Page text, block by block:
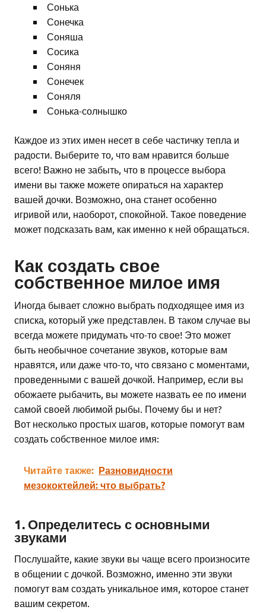
Сонька
Сонечка
Соняша
Сосика
Соняня
Сонечек
Соняля
Сонька-солнышко
Каждое из этих имен несет в себе частичку тепла и
радости. Выберите то, что вам нравится больше
всего! Важно не забыть, что в процессе выбора
имени вы также можете опираться на характер
вашей дочки. Возможно, она станет особенно
игривой или, наоборот, спокойной. Такое поведение
может подсказать вам, как именно к ней обращаться.
Как создать свое
собственное милое имя
Иногда бывает сложно выбрать подходящее имя из
списка, который уже представлен. В таком случае вы
всегда можете придумать что-то свое! Это может
быть необычное сочетание звуков, которые вам
нравятся, или даже что-то, что связано с моментами,
проведенными с вашей дочкой. Например, если вы
обожаете рыбачить, вы можете назвать ее по имени
самой своей любимой рыбы. Почему бы и нет?
Вот несколько простых шагов, которые помогут вам
создать собственное милое имя:
Читайте также: Разновидности
мезококтейлей: что выбрать?
1. Определитесь с основными
звуками
Послушайте, какие звуки вы чаще всего произносите
в общении с дочкой. Возможно, именно эти звуки
помогут вам создать уникальное имя, которое станет
вашим секретом.